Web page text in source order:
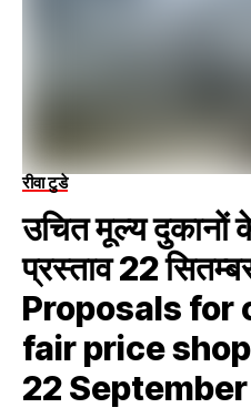
रीवा टुडे
उचित मूल्य
प्रस्ताव 22
Proposals for
fair price
22 September